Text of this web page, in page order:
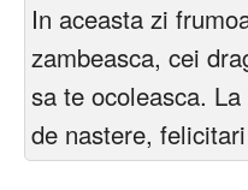
In aceasta zi
zambeasca, cei
sa te ocoleasca.
de nastere,